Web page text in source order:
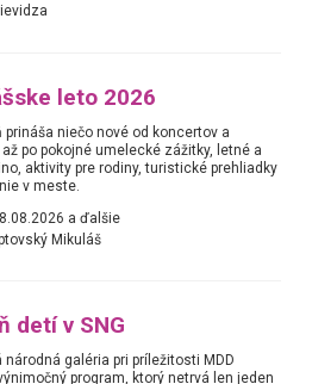
leto 2026
prináša niečo nové od koncertov a
po pokojné umelecké zážitky, letné a
aktivity pre rodiny, turistické prehliadky
v meste.
a ďalšie
Mikuláš
detí v SNG
národná galéria pri príležitosti MDD
program, ktorý netrvá len jeden